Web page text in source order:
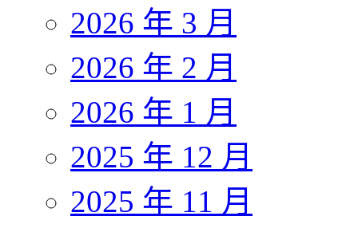
2026 年 3 月
2026 年 2 月
2026 年 1 月
2025 年 12 月
2025 年 11 月